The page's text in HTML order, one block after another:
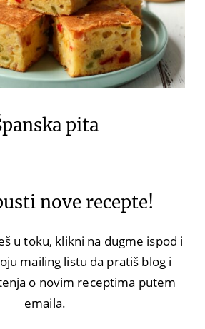
pita
nove recepte!
u toku, klikni na dugme ispod i
mailing listu da pratiš blog i
o novim receptima putem
emaila.